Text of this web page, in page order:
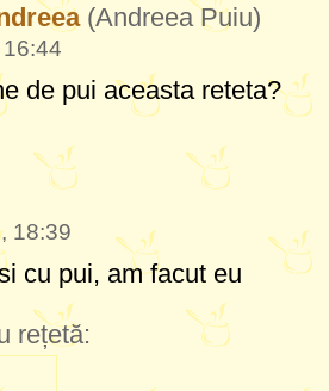
(Andreea Puiu)
de pui aceasta reteta?
18:39
cu pui, am facut eu
rețetă: